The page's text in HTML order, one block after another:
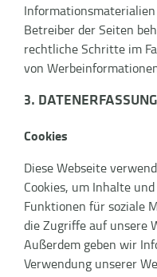
Betreiber der Seiten
rechtliche Schritte im
von
3.
Cookies
Diese Webseite
Cookies, um Inhalte
Funktionen für soziale
die Zugriffe auf unsere
Außerdem geben wir
Verwendung unserer